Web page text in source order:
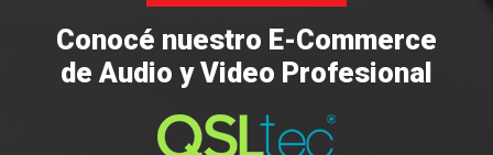
Conocé nuestro E-Commerce
de Audio y Video Profesional